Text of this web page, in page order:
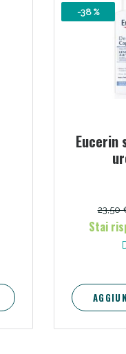
-38 %
Eucerin
23,50
Stai